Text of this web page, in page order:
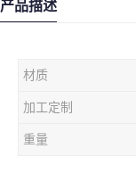
产品描述
材质
加工定制
重量